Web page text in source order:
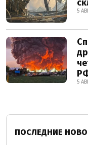
5
5
ПОСЛЕДНИЕ